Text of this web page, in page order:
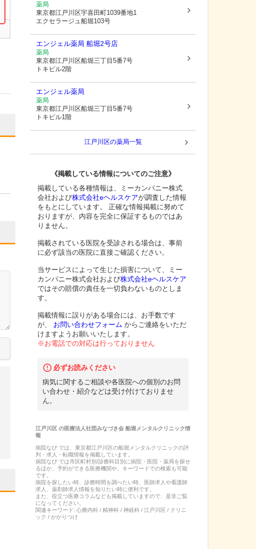
薬局
東京都江戸川区宇喜田町1039番地1
エクセラージュ船堀103号
エンジェル薬局 船堀2号店
薬局
東京都江戸川区船堀三丁目5番7号
トキビル2階
エンジェル薬局
薬局
東京都江戸川区船堀三丁目5番7号
トキビル1階
江戸川区の薬局一覧
《掲載している情報についてのご注意》
掲載している各種情報は、ミーカンパニー株式
会社および株式会社eヘルスケアが調査した情報
をもとにしています。 正確な情報掲載に努めて
おりますが、内容を完全に保証するものではあ
りません。
掲載されている医院を受診される場合は、事前
に必ず該当の医院に直接ご確認ください。
当サービスによって生じた損害について、ミー
カンパニー株式会社および株式会社eヘルスケア
ではその賠償の責任を一切負わないものとしま
す。
掲載情報に誤りがある場合には、お手数です
が、
お問い合わせフォーム からご連絡をいただ
けますようお願いいたします。
※お電話での対応は行っておりません
必ずお読みください
病気に関するご相談や各医院への個別のお問
い合わせ・紹介などは受け付けておりませ
ん。
江戸川区の医療法人社団みなづき会 船堀メンタルクリニック情
報
病院なび では、 東京都江戸川区の船堀メンタルクリニックの評
判・求人・転職情報を掲載しています。
病院なび では市区町村別/診療科目別に病院・医院・薬局を探せ
るほか、予約ができる医療機関や、キーワードでの検索も可能
です。
病院を探したい時、診療時間を調べたい時、医師求人や看護師
求人、薬剤師求人情報を知りたい時に便利です。
また、役立つ医療コラムなども掲載していますので、是非ご覧
になってください。
関連キーワード: 心療内科 / 精神科 / 神経科 / 江戸川区 / クリニ
ック / かかりつけ